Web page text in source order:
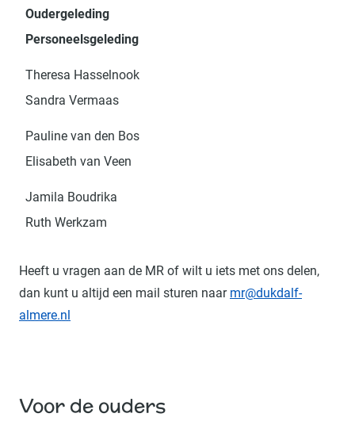
Oudergeleding
Personeelsgeleding
Theresa Hasselnook
Sandra Vermaas
Pauline van den Bos
Elisabeth van Veen
Jamila Boudrika
Ruth Werkzam
Heeft u vragen aan de MR of wilt u iets met ons delen,
dan kunt u altijd een mail sturen naar mr@dukdalf-
almere.nl
Voor de ouders